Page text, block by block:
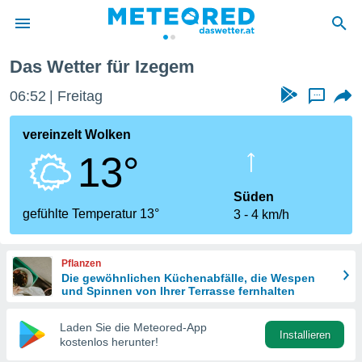
wurde
dass
sind.
diese
Das Wetter für Izegem
06:52 Freitag ...
vereinzelt Wolken
13°
gefühlte Temperatur 13°
Süden
3
4 km/h
Pflanzen
Die gewöhnlichen Küchenabfälle, die Wespen
und Spinnen von Ihrer Terrasse fernhalten
Laden Sie die Meteored-App
kostenlos herunter!
Installieren